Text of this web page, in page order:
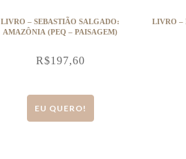
LIVRO – SEBASTIÃO SALGADO:
AMAZÔNIA (PEQ – PAISAGEM)
R$197,60
EU QUERO!
LIVRO –